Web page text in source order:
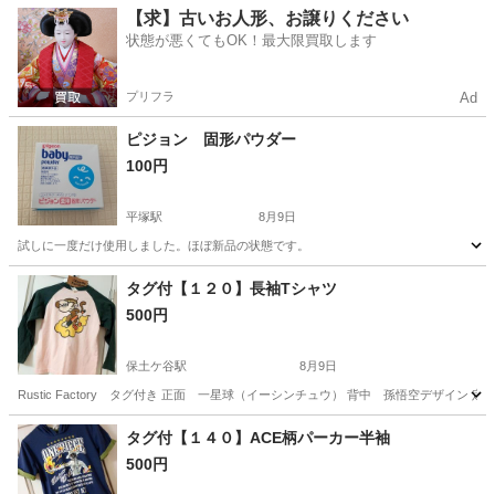
神奈川 平塚駅 ベビー用品
【求】古いお人形、お譲りください
状態が悪くてもOK！最大限買取します
プリフラ Ad
ピジョン 固形パウダー
100円
平塚駅 8月9日
試しに一度だけ使用しました。ほぼ新品の状態です。
神奈川 平塚市 平塚駅 ベビー用品
タグ付【１２０】長袖Tシャツ
500円
保土ケ谷駅 8月9日
Rustic Factory タグ付き 正面 一星球（イーシンチュウ） 背中 孫悟空デザイン 定
神奈川 横浜市 保土ケ谷駅 キッズ用品
タグ付【１４０】ACE柄パーカー半袖
500円